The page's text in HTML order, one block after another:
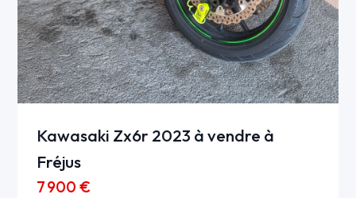
Kawasaki Zx6r 2023 à vendre à
Fréjus
7 900 €